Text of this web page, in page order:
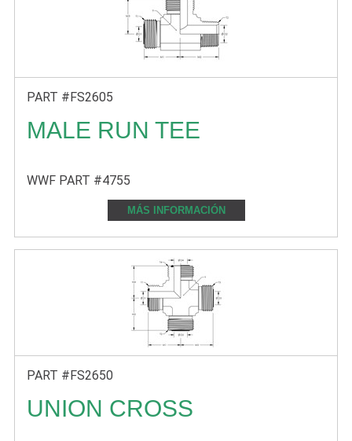
PART #FS2605
MALE RUN TEE
WWF PART #4755
MÁS INFORMACIÓN
PART #FS2650
UNION CROSS